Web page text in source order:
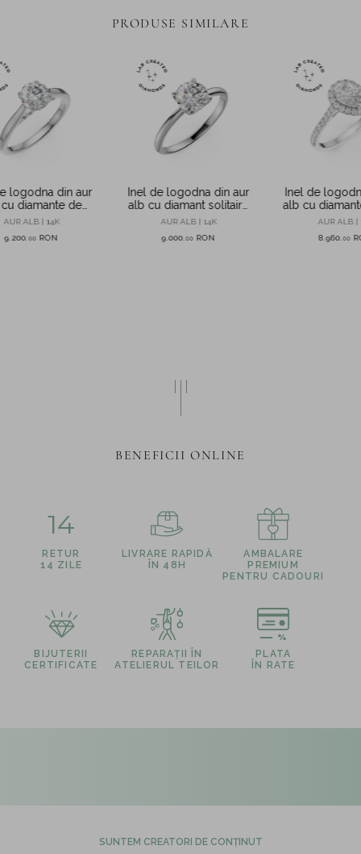
PRODUSE SIMILARE
logodna din aur
diamante de
create in
AUR ALB | 14K
9.200 ,00 RON
Inel de logodna din aur
alb cu diamant solitaire
de 1.51ct creat in
AUR ALB | 14K
9.000 ,00 RON
Inel de
alb cu
create in
AUR ALB |
8.960 ,00
BENEFICII ONLINE
14
RETUR
14 ZILE
LIVRARE RAPIDĂ
ÎN 48H
AMBALARE
PREMIUM
PENTRU CADOURI
BIJUTERII
CERTIFICATE
REPARAȚII ÎN
ATELIERUL TEILOR
PLATA
ÎN RATE
SUNTEM CREATORI DE CONȚINUT